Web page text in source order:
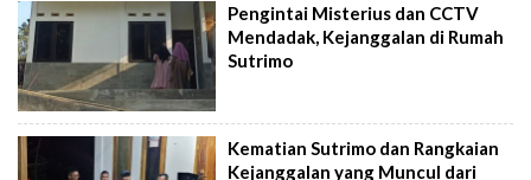
Pengintai Misterius dan CCTV
Mendadak, Kejanggalan di Rumah
Sutrimo
Kematian Sutrimo dan Rangkaian
Kejanggalan yang Muncul dari